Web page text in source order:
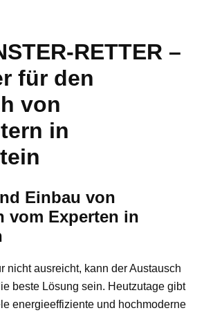
RETTER –
für den
von
in
Einbau von
vom Experten in
nicht ausreicht, kann der Austausch
beste Lösung sein. Heutzutage gibt
energieeffiziente und hochmoderne